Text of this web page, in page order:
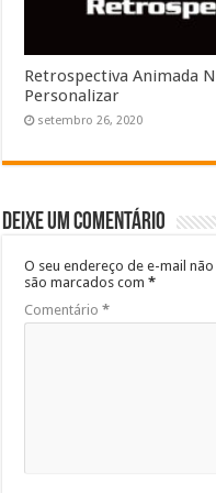
Retrospectiva Animada
Personalizar
setembro 26, 2020
Deixe um comentário
O seu endereço de e-mail
são marcados com*
Comentário*